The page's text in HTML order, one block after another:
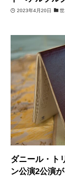
2023年4月20日
ダニール・ト
ン公演2公演